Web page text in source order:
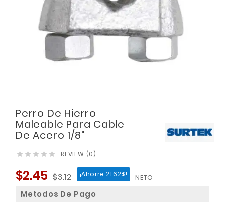
Perro De Hierro
Maleable Para Cable
De Acero 1/8"
     REVIEW (0)
$2.45 $3.12 ¡Ahorre 21.62%! NETO
Metodos De Pago